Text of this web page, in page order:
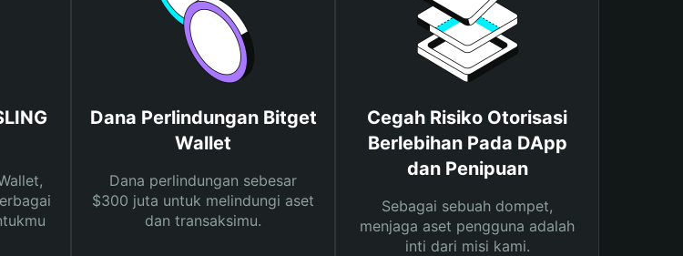
Dana Perlindungan Bitget
Wallet
Dana perlindungan sebesar
$300 juta untuk melindungi aset
dan transaksimu.
Cegah Risiko Otorisasi
Berlebihan Pada DApp
dan Penipuan
Sebagai sebuah dompet,
menjaga aset pengguna adalah
inti dari misi kami.